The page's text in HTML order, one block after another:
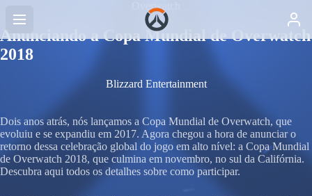
Overwatch
Anunciando a Copa Mundial de Overwatch
2018
Blizzard Entertainment
Dois anos atrás, nós lançamos a Copa Mundial de Overwatch, que
evoluiu e se expandiu em 2017. Agora chegou a hora de anunciar o
retorno dessa celebração global do jogo em alto nível: a Copa Mundial
de Overwatch 2018, que culmina em novembro, no sul da Califórnia.
Descubra aqui todos os detalhes sobre como participar.